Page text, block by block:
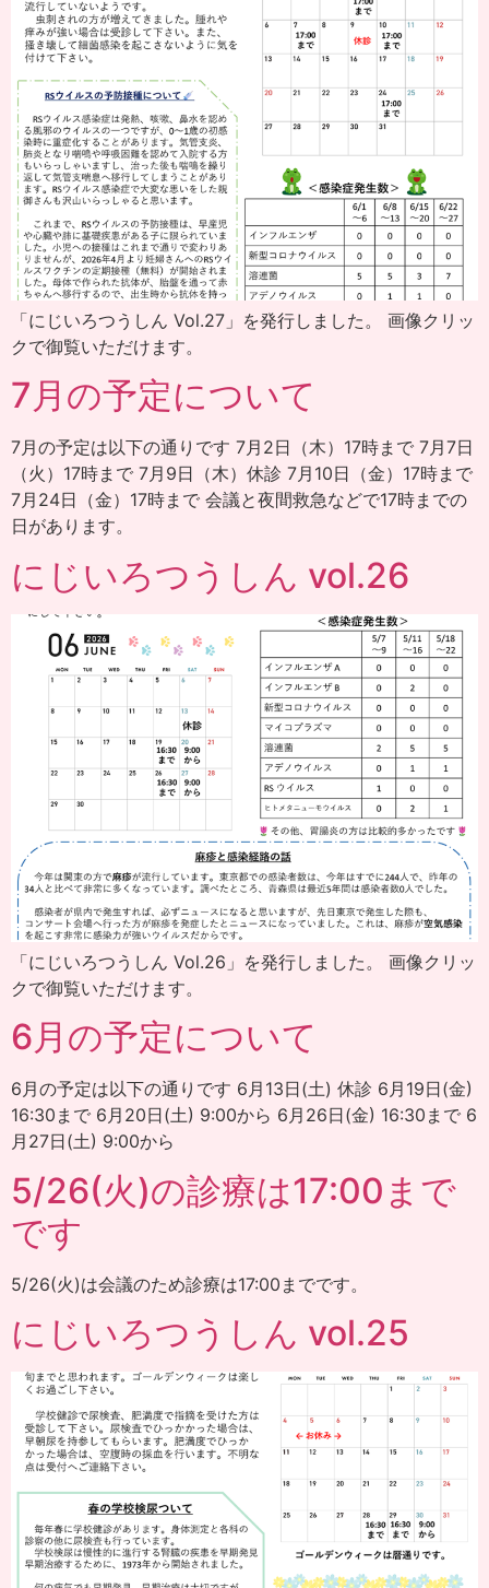
「にじいろつうしん Vol.27」を発行しました。 画像クリッ
クで御覧いただけます。
7月の予定について
7月の予定は以下の通りです 7月2日（木）17時まで 7月7日
（火）17時まで 7月9日（木）休診 7月10日（金）17時まで
7月24日（金）17時まで 会議と夜間救急などで17時までの
日があります。
にじいろつうしん vol.26
「にじいろつうしん Vol.26」を発行しました。 画像クリッ
クで御覧いただけます。
6月の予定について
6月の予定は以下の通りです 6月13日(土) 休診 6月19日(金)
16:30まで 6月20日(土) 9:00から 6月26日(金) 16:30まで 6
月27日(土) 9:00から
5/26(火)の診療は17:00まで
です
5/26(火)は会議のため診療は17:00までです。
にじいろつうしん vol.25